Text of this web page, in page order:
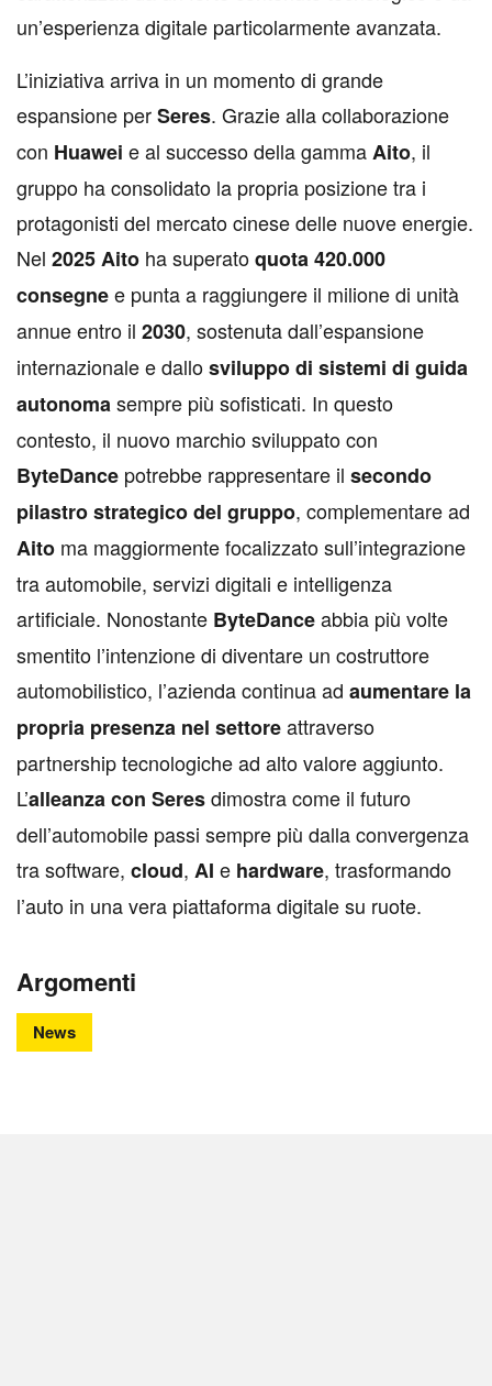
un’esperienza digitale particolarmente avanzata.
L’iniziativa arriva in un momento di grande
espansione perSeres. Grazie alla collaborazione
con Huawei e al successo della gammaAito, il
gruppo ha consolidato la propria posizione tra i
protagonisti del mercato cinese delle nuove energie.
Nel 2025 Aito ha superatoquota 420.000
consegnee punta a raggiungere il milione di unità
annue entro il 2030, sostenuta dall’espansione
internazionale e dallosviluppo di sistemi di guida
autonomasempre più sofisticati. In questo
contesto, il nuovo marchio sviluppato con
ByteDance potrebbe rappresentare il secondo
pilastro strategico del gruppo, complementare ad
Aito ma maggiormente focalizzato sull’integrazione
tra automobile, servizi digitali e intelligenza
artificiale. Nonostante ByteDanceabbia più volte
smentito l’intenzione di diventare un costruttore
automobilistico, l’azienda continua ad aumentare la
propria presenza nel settoreattraverso
partnership tecnologiche ad alto valore aggiunto.
L’alleanza con Seresdimostra come il futuro
dell’automobile passi sempre più dalla convergenza
tra software, cloud, AI e hardware, trasformando
l’auto in una vera piattaforma digitale su ruote.
Argomenti
News